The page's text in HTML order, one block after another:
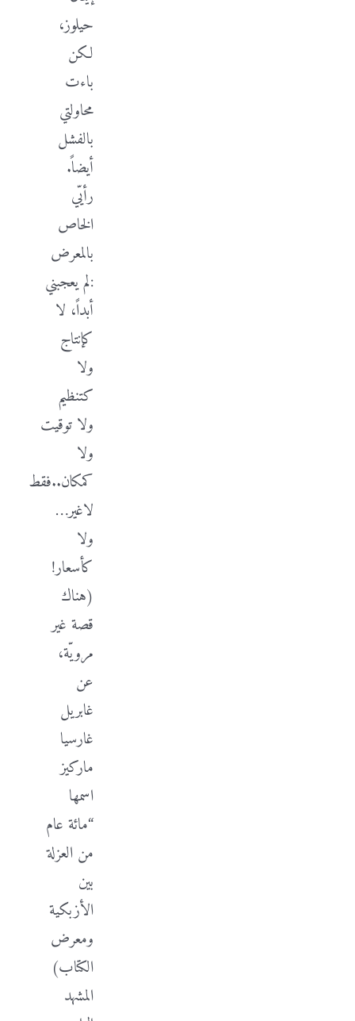
حيلوز،
لكن
باءت
محاولتي
بالفشل
أيضاً.
رأيّي
الخاص
بالمعرض
:لم يعجبني
أبداً، لا
كإنتاج
ولا
كتنظيم
ولا توقيت
ولا
كمكان..فقط
لاغير…
ولا
كأسعار!
(هناك
قصة غير
مرويّة،
عن
غابريل
غارسيا
ماركيز
اسمها
“مائة عام
من العزلة
بين
الأزبكية
ومعرض
الكتاب)
المشهد